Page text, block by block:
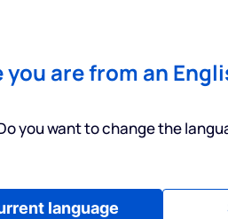
you are from an
you want to change the
language